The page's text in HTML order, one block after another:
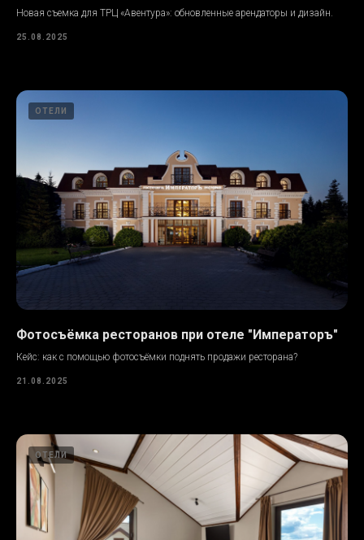
Новая съемка для ТРЦ «Авентура»: обновленные арендаторы и дизайн.
25.08.2025
ОТЕЛИ
Фотосъёмка ресторанов при отеле "Императоръ"
Кейс: как с помощью фотосъёмки поднять продажи ресторана?
21.08.2025
ОТЕЛИ